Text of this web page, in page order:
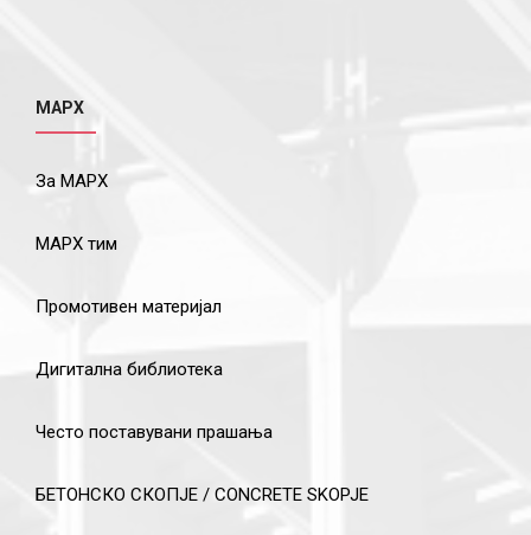
МАРХ
За МАРХ
МАРХ тим
Промотивен материјал
Дигитална библиотека
Често поставувани прашања
БЕТОНСКО СКОПЈЕ / CONCRETE SKOPJE